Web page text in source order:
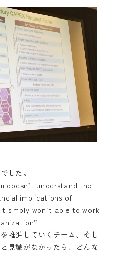
した。
doesn’t understand the
implications of
simply won’t able to work
推進していくチーム、そし
見識がなかったら、どんな